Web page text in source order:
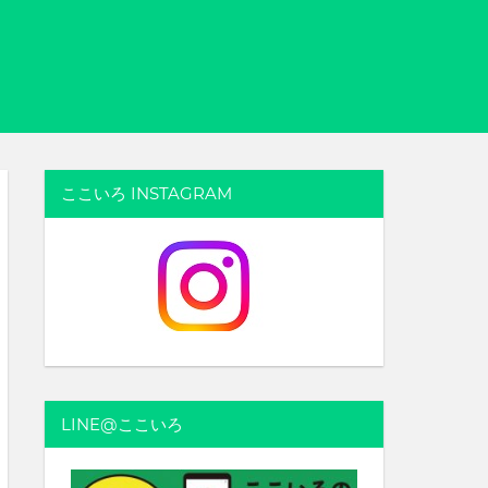
ここいろ INSTAGRAM
LINE@ここいろ